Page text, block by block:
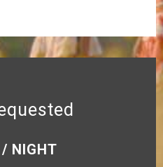
/ NIGHT